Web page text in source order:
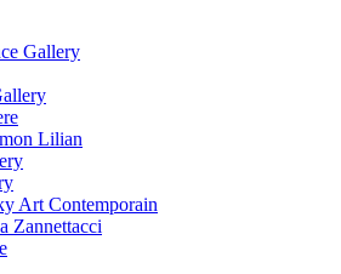
Gallery
Lilian
Art Contemporain
Zannettacci